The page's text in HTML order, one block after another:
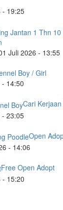
- 19:25
Juli 2026 - 13:55
Boy / Girl
14:50
Cari
- 23:05
Open
- 14:06
Free Open Adopt
- 15:20